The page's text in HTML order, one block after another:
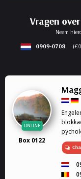
Vragen
Neem
0909-0708
ONLINE
Box 0122
Mijn